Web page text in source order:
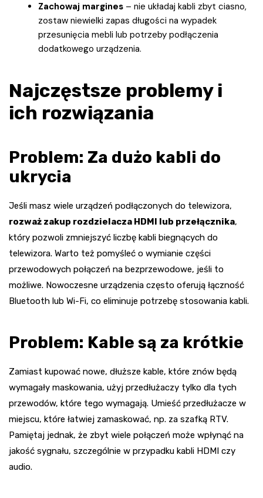
Zachowaj margines – nie układaj kabli zbyt ciasno,
zostaw niewielki zapas długości na wypadek
przesunięcia mebli lub potrzeby podłączenia
dodatkowego urządzenia.
Najczęstsze problemy i
ich rozwiązania
Problem: Za dużo kabli do
ukrycia
Jeśli masz wiele urządzeń podłączonych do telewizora,
rozważ zakup rozdzielacza HDMI lub przełącznika,
który pozwoli zmniejszyć liczbę kabli biegnących do
telewizora. Warto też pomyśleć o wymianie części
przewodowych połączeń na bezprzewodowe, jeśli to
możliwe. Nowoczesne urządzenia często oferują łączność
Bluetooth lub Wi-Fi, co eliminuje potrzebę stosowania kabli.
Problem: Kable są za krótkie
Zamiast kupować nowe, dłuższe kable, które znów będą
wymagały maskowania, użyj przedłużaczy tylko dla tych
przewodów, które tego wymagają. Umieść przedłużacze w
miejscu, które łatwiej zamaskować, np. za szafką RTV.
Pamiętaj jednak, że zbyt wiele połączeń może wpłynąć na
jakość sygnału, szczególnie w przypadku kabli HDMI czy
audio.